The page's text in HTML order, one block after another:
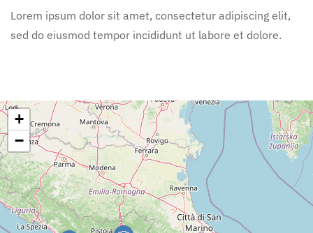
Lorem ipsum dolor sit amet, consectetur adipiscing elit,
sed do eiusmod tempor incididunt ut labore et dolore.
+
−